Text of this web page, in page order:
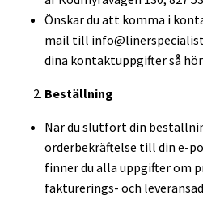
Önskar du att komma i
mail till
dina kontaktuppgifter så
Beställning
När du slutfört din
orderbekräftelse till din e-
finner du alla uppgifter om
fakturerings- och